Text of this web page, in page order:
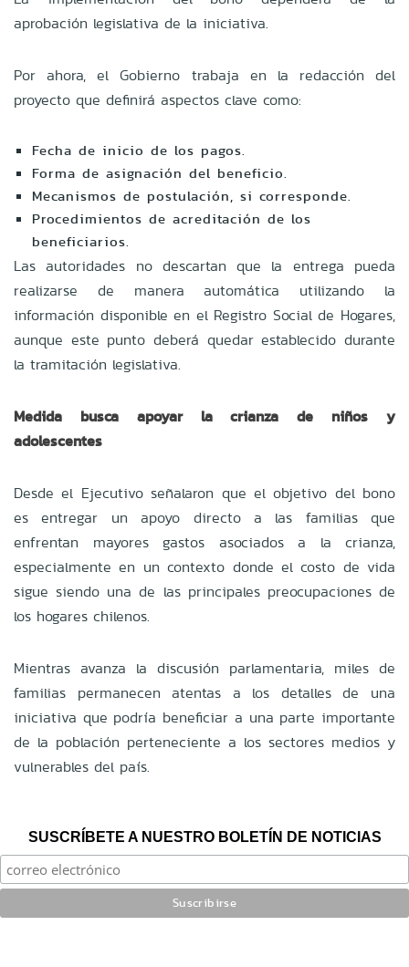
aprobación legislativa de la iniciativa.
Por ahora, el Gobierno trabaja en la redacción del
proyecto que definirá aspectos clave como:
Fecha de inicio de los pagos.
Forma de asignación del beneficio.
Mecanismos de postulación, si corresponde.
Procedimientos de acreditación de los
beneficiarios.
Las autoridades no descartan que la entrega pueda
realizarse de manera automática utilizando la
información disponible en el Registro Social de Hogares,
aunque este punto deberá quedar establecido durante
la tramitación legislativa.
Medida busca apoyar la crianza de niños y
adolescentes
Desde el Ejecutivo señalaron que el objetivo del bono
es entregar un apoyo directo a las familias que
enfrentan mayores gastos asociados a la crianza,
especialmente en un contexto donde el costo de vida
sigue siendo una de las principales preocupaciones de
los hogares chilenos.
Mientras avanza la discusión parlamentaria, miles de
familias permanecen atentas a los detalles de una
iniciativa que podría beneficiar a una parte importante
de la población perteneciente a los sectores medios y
vulnerables del país.
SUSCRÍBETE A NUESTRO BOLETÍN DE NOTICIAS